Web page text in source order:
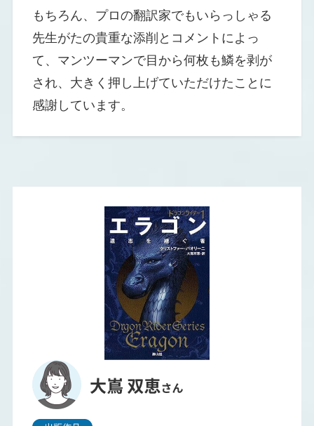
もちろん、プロの翻訳家でもいらっしゃる
先生がたの貴重な添削とコメントによっ
て、マンツーマンで目から何枚も鱗を剥が
され、大きく押し上げていただけたことに
感謝しています。